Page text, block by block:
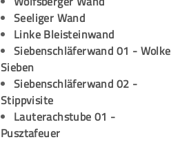
Seeliger Wand
Linke Bleisteinwand
Siebenschläferwand 01 - Wolke
Sieben
Siebenschläferwand 02 -
Stippvisite
Lauterachstube 01 -
Pusztafeuer